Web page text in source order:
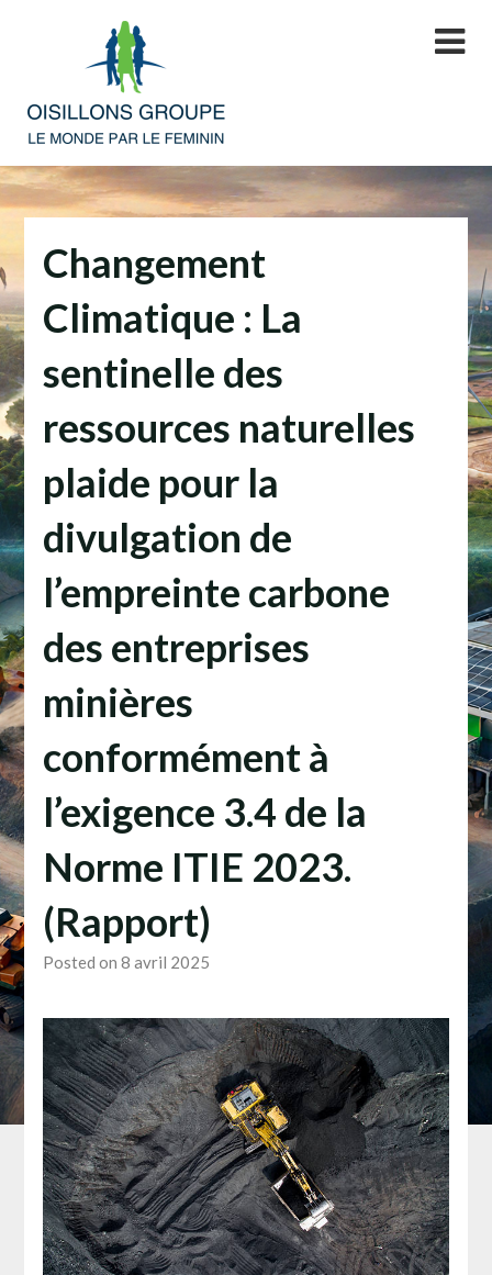
Changement
Climatique : La
sentinelle des
ressources naturelles
plaide pour la
divulgation de
l’empreinte carbone
des entreprises
minières
conformément à
l’exigence 3.4 de la
Norme ITIE 2023.
(Rapport)
Posted on 8 avril 2025